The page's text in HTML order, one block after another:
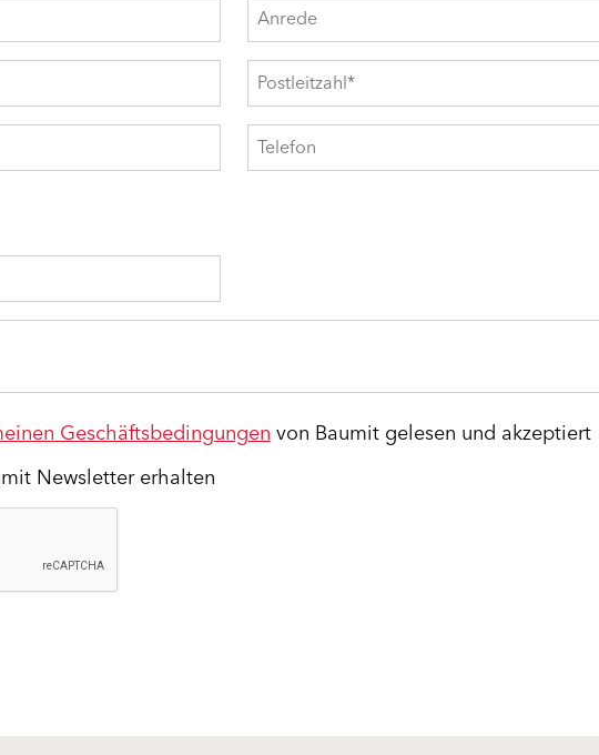
Geschäftsbedingungenvon Baumit gelesen und akzeptiert
Newsletter erhalten